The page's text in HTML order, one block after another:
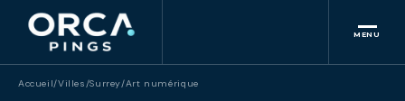
MENU
Accueil/Villes/Surrey/Art numérique